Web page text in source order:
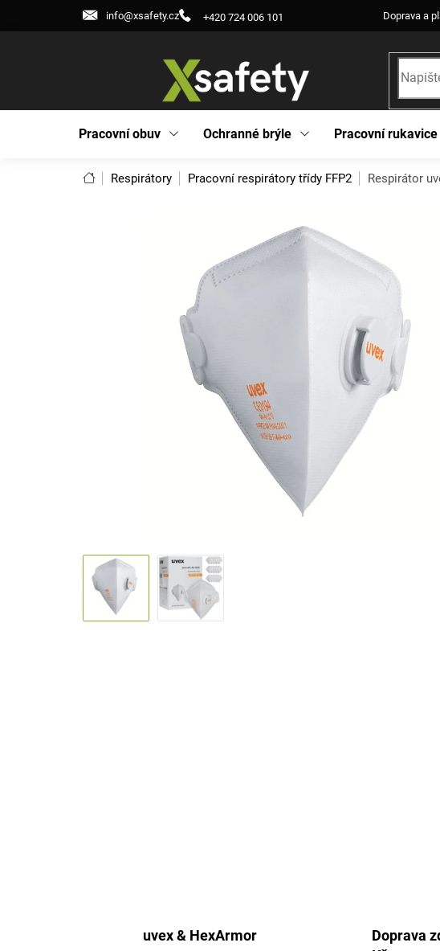
+420 724 006 101
info@xsafety.cz Doprava a
Pracovní obuv Ochranné brýle Pracovní rukavice
DomůRespirátory Pracovní respirátory třídy FFP2 Respirátor
uvex & HexArmor
Doprava